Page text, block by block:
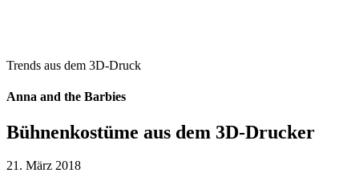
Trends aus dem 3D-Druck
Anna and the Barbies
Bühnenkostüme aus dem 3D-Drucker
21. März 2018